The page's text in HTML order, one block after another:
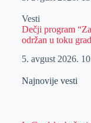
Vesti
Dečji program
održan u toku
5. avgust 2026.
Najnovije vesti